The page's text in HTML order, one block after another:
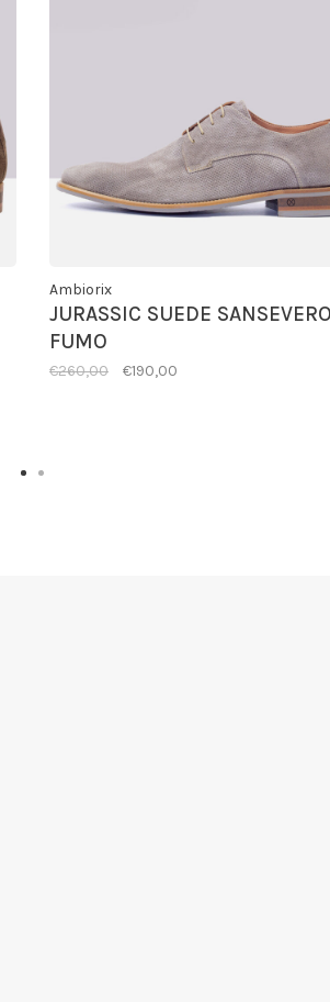
Ambiorix
JURASSIC SUEDE SANSEVERO
FUMO
€260,00 €190,00